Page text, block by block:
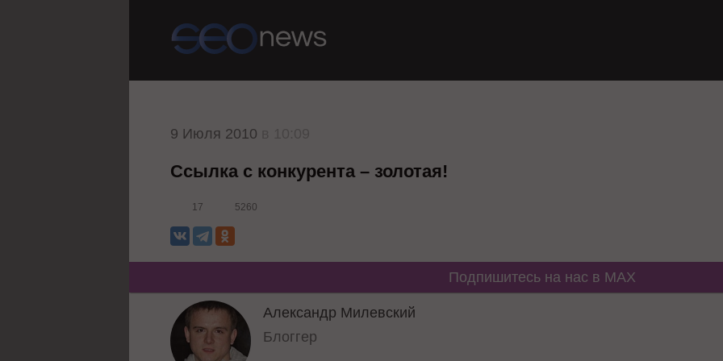
9 Июля 2010
Ссылка с конкурента – золотая!
17 5260
Подпишитесь на нас в MAX
Александр Милевский
Блоггер